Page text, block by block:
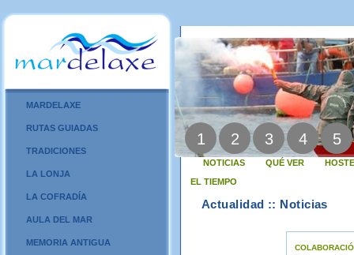
MARDELAXE
RUTAS GUIADAS
TRADICIONES
LA LONJA
LA COFRADÍA
AULA DEL MAR
MEMORIA ANTIGUA
1 2 3 4 5
NOTICIAS QUÉ VER
EL TIEMPO
Actualidad :: Noticias